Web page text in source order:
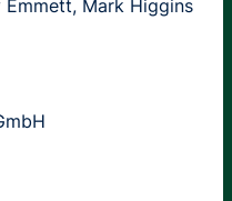
Mark Higgins